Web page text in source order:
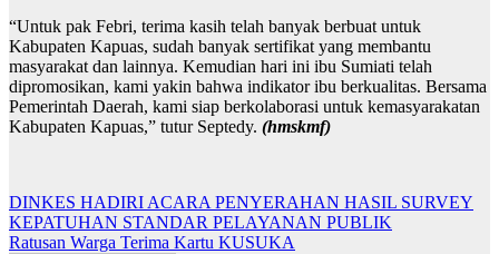
“Untuk pak Febri, terima kasih telah banyak berbuat untuk
Kabupaten Kapuas, sudah banyak sertifikat yang membantu
masyarakat dan lainnya. Kemudian hari ini ibu Sumiati telah
dipromosikan, kami yakin bahwa indikator ibu berkualitas. Bersama
Pemerintah Daerah, kami siap berkolaborasi untuk kemasyarakatan
Kabupaten Kapuas,” tutur Septedy. (hmskmf)
N
a
DINKES HADIRI ACARA PENYERAHAN HASIL SURVEY
KEPATUHAN STANDAR PELAYANAN PUBLIK
Ratusan Warga Terima Kartu KUSUKA